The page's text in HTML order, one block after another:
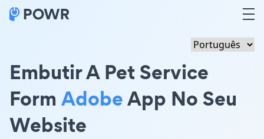
Embutir A Pet Service
Form AdobeApp No Seu
Website